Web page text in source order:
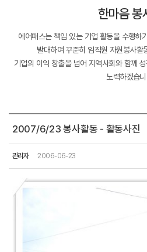
한마음 봉
에어패스는 책임 있는 기업 활동을 수행하
발대하여 꾸준히 임직원 자원봉사활
기업의 이익 창출을 넘어 지역사회와 함께
노력하겠습
2007/6/23 봉사활동 - 활동사진
관리자 2006-06-23